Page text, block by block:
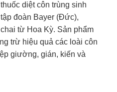
diệt côn trùng sinh
đoàn Bayer (Đức),
từ Hoa Kỳ. Sản phẩm
trừ hiệu quả các loài côn
giường, gián, kiến và